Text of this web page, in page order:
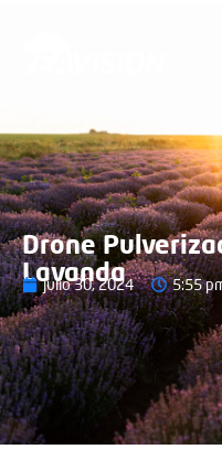
Drone
Lavanda
julio 30, 2024 5:55